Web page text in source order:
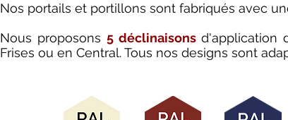
Nos portails et portillons sont fabriqués avec
Nous proposons 5 déclinaisonsd'application
Frises ou en Central. Tous nos designs sont